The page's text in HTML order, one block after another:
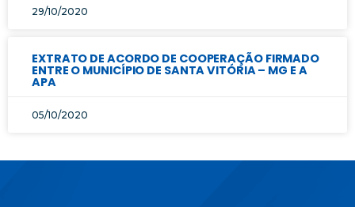
29/10/2020
EXTRATO DE ACORDO DE COOPERAÇÃO FIRMADO
ENTRE O MUNICÍPIO DE SANTA VITÓRIA – MG E A
APA
05/10/2020